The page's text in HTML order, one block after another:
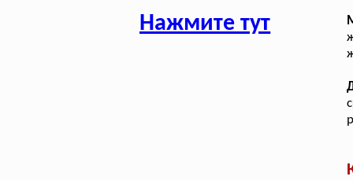
Нажмите тут